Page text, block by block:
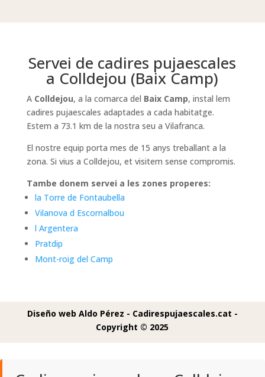
Servei de cadires pujaescales
a Colldejou (Baix Camp)
A Colldejou, a la comarca del Baix Camp, instal lem
cadires pujaescales adaptades a cada habitatge.
Estem a 73.1 km de la nostra seu a Vilafranca.
El nostre equip porta mes de 15 anys treballant a la
zona. Si vius a Colldejou, et visitem sense compromis.
Tambe donem servei a les zones properes:
la Torre de Fontaubella
Vilanova d Escornalbou
l Argentera
Pratdip
Mont-roig del Camp
Diseño web Aldo Pérez - Cadirespujaescales.cat -
Copyright © 2025